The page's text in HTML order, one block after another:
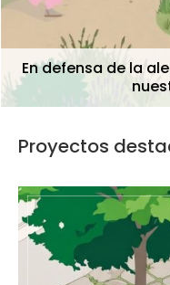
¿Cuánto turismo
para la
Proyectos